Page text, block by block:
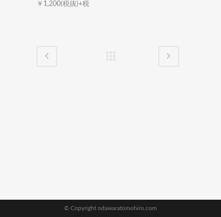
￥1,200(税抜)+税
© Copyright odawaratomohiro.com